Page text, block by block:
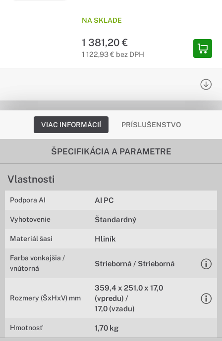
NA SKLADE
1 381,20 €
1 122,93 € bez DPH
VIAC INFORMÁCIÍ PRÍSLUŠENSTVO
ŠPECIFIKÁCIA A PARAMETRE
Vlastnosti
Podpora AI AI PC
Vyhotovenie Štandardný
Materiál šasi Hliník
Farba vonkajšia /
vnútorná
Strieborná / Strieborná
Rozmery (ŠxHxV) mm
359,4 x 251,0 x 17,0
(vpredu) /
17,0 (vzadu)
Hmotnosť 1,70 kg